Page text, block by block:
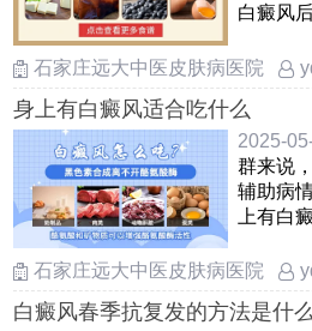
白癜风
……
石家庄远大中医皮肤病医院
身上有白癜风适合吃什么
2025-
群来说
辅助病
上有白
石家庄远大中医皮肤病医院
白癜风春季抗复发的方法是什么